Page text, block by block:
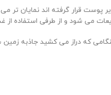
قرار گرفته اند نمایان تر
می شود و از طرفی استفاده
که دراز می کشید جاذبه